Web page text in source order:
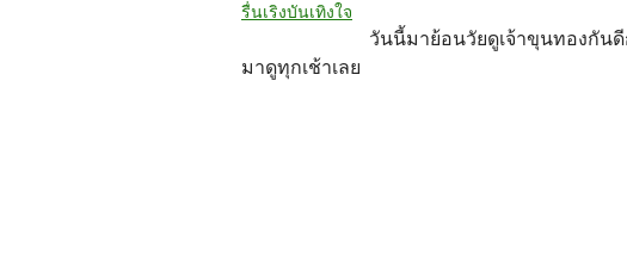
รื่นเริงบันเทิงใจ
วันนี้มาย้อนวัยดูเจ้าขุนทองกัน
มาดูทุกเช้าเลย